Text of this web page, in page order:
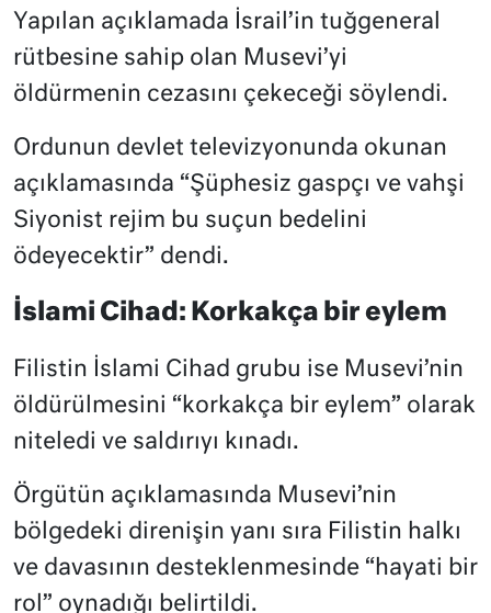
Yapılan açıklamada İsrail’in tuğgeneral
rütbesine sahip olan Musevi’yi
öldürmenin cezasını çekeceği söylendi.
Ordunun devlet televizyonunda okunan
açıklamasında “Şüphesiz gaspçı ve vahşi
Siyonist rejim bu suçun bedelini
ödeyecektir” dendi.
İslami Cihad: Korkakça bir eylem
Filistin İslami Cihad grubu ise Musevi’nin
öldürülmesini “korkakça bir eylem” olarak
niteledi ve saldırıyı kınadı.
Örgütün açıklamasında Musevi’nin
bölgedeki direnişin yanı sıra Filistin halkı
ve davasının desteklenmesinde “hayati bir
rol” oynadığı belirtildi.